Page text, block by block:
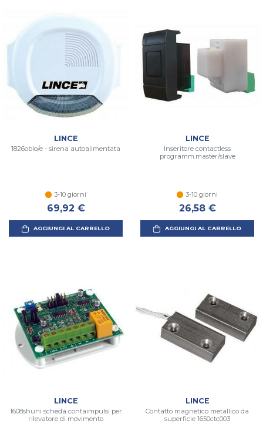
LINCE
1826oblo/e - sirena autoalimentata
3-10 giorni
69,92 €
AGGIUNGI AL CARRELLO
LINCE
Inseritore contactless
programm.master/slave
3-10 giorni
26,58 €
AGGIUNGI AL CARRELLO
LINCE
1608shuni scheda contaimpulsi per
rilevatore di movimento
LINCE
Contatto magnetico metallico da
superficie 1650ctc003